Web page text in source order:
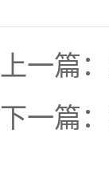
上一篇：
下一篇：